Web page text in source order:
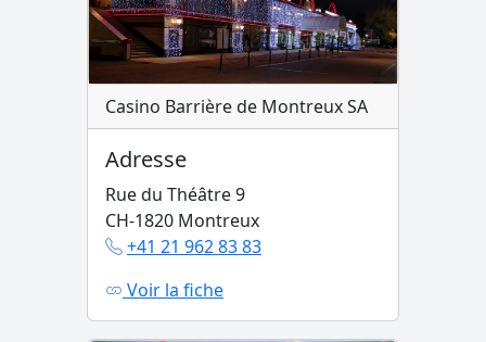
Casino Barrière de Montreux SA
Adresse
Rue du Théâtre 9
CH-1820 Montreux
+41 21 962 83 83
Voir la fiche